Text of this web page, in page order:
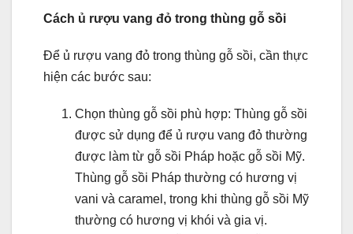
Cách ủ rượu vang đỏ trong thùng gỗ sồi
Để ủ rượu vang đỏ trong thùng gỗ sồi, cần thực
hiện các bước sau:
Chọn thùng gỗ sồi phù hợp: Thùng gỗ sồi
được sử dụng để ủ rượu vang đỏ thường
được làm từ gỗ sồi Pháp hoặc gỗ sồi Mỹ.
Thùng gỗ sồi Pháp thường có hương vị
vani và caramel, trong khi thùng gỗ sồi Mỹ
thường có hương vị khói và gia vị.